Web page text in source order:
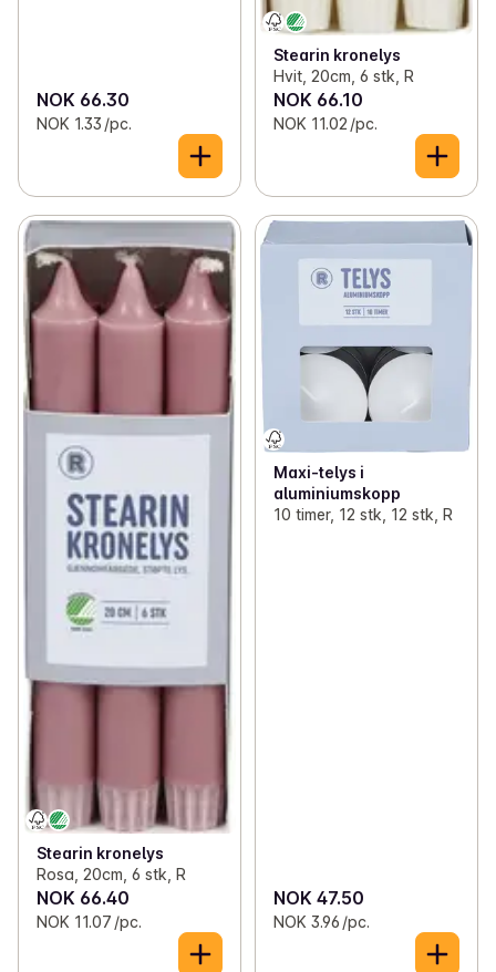
NOK 66.30
NOK 1.33 /pc.
Stearin kronelys
Hvit, 20cm, 6 stk, R
NOK 66.10
NOK 11.02 /pc.
Stearin kronelys
Rosa, 20cm, 6 stk, R
NOK 66.40
NOK 11.07 /pc.
Maxi-telys i
aluminiumskopp
10 timer, 12 stk, 12 stk, R
NOK 47.50
NOK 3.96 /pc.